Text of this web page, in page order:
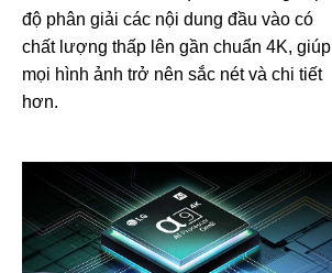
độ phân giải các nội dung đầu vào có
chất lượng thấp lên gần chuẩn 4K, giúp
mọi hình ảnh trở nên sắc nét và chi tiết
hơn.